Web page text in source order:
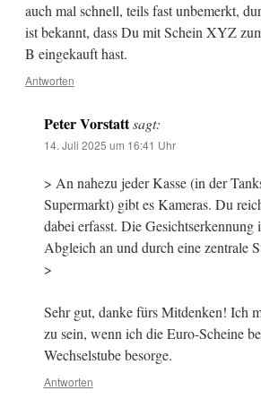
auch mal schnell, teils fast unbemerkt,
ist bekannt, dass Du mit Schein XYZ
B eingekauft hast.
Antworten
Peter Vorstatt sagt:
14. Juli 2025 um 16:41 Uhr
> An nahezu jeder Kasse (in der
Supermarkt) gibt es Kameras. Du
dabei erfasst. Die
Abgleich an und durch eine zentrale
>
Sehr gut, danke fürs Mitdenken! Ich
zu sein, wenn ich die Euro-Scheine
Wechselstube besorge.
Antworten